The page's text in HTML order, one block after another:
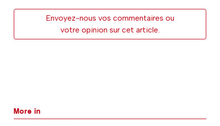
Envoyez-nous vos commentaires ou
votre opinion sur cet article.
More in